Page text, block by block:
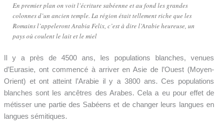
En premier plan on voit l’écriture sabéenne et au fond les grandes
colonnes d’un ancien temple. La région était tellement riche que les
Romains l’appeleront Arabia Felix, c’est à dire l’Arabie heureuse, un
pays où coulent le lait et le miel
Il y a près de 4500 ans, les populations blanches, venues
d’Eurasie, ont commencé à arriver en Asie de l’Ouest (Moyen-
Orient) et ont atteint l’Arabie il y a 3800 ans. Ces populations
blanches sont les ancêtres des Arabes. Cela a eu pour effet de
métisser une partie des Sabéens et de changer leurs langues en
langues sémitiques.